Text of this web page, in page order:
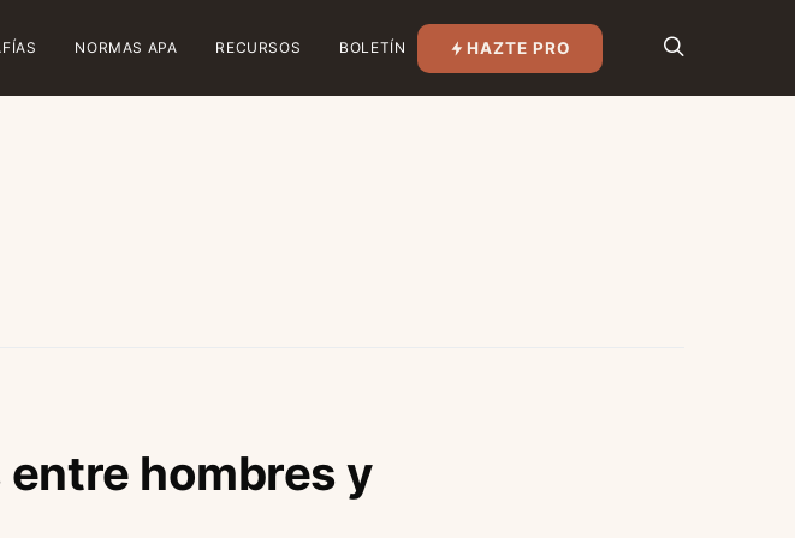
NORMAS APA RECURSOS BOLETÍN HAZTE PRO
hombres y